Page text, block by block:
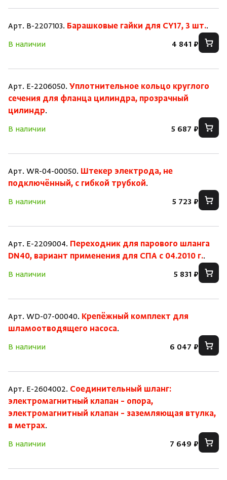
Арт. B-2207103. Барашковые гайки для CY17, 3 шт..
В наличии
4 841 ₽
Арт. E-2206050. Уплотнительное кольцо круглого
сечения для фланца цилиндра, прозрачный
цилиндр.
В наличии
5 687 ₽
Арт. WR-04-00050. Штекер электрода, не
подключённый, с гибкой трубкой.
В наличии
5 723 ₽
Арт. E-2209004. Переходник для парового шланга
DN40, вариант применения для СПА с 04.2010 г..
В наличии
5 831 ₽
Арт. WD-07-00040. Крепёжный комплект для
шламоотводящего насоса.
В наличии
6 047 ₽
Арт. E-2604002. Соединительный шланг:
электромагнитный клапан – опора,
электромагнитный клапан – заземляющая втулка,
в метрах.
В наличии
7 649 ₽
На главную
Войти
Нет аккаунта?Зарегистрироваться
Зарегистрироваться
Уже есть аккаунт?Войти